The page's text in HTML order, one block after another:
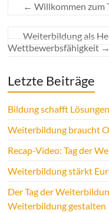
← Willkommen zum
Weiterbildung als
Wettbewerbsfähigkeit →
Letzte Beiträge
Bildung schafft
Weiterbildung braucht
Recap-Video: Tag der
Weiterbildung stärkt
Der Tag der
Weiterbildung gestalten